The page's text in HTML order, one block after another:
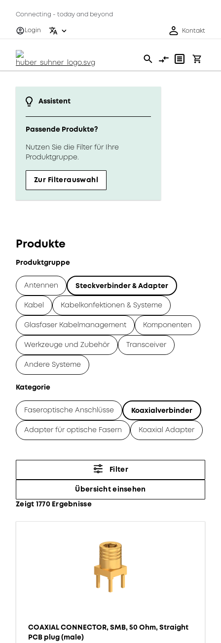
Connecting - today and beyond
Login
Kontakt
Assistent
Passende Produkte?
Nutzen Sie die Filter für Ihre
Produktgruppe.
Zur Filterauswahl
Produkte
Produktgruppe
Antennen Steckverbinder & Adapter
Kabel Kabelkonfektionen & Systeme
Glasfaser Kabelmanagement Komponenten
Werkzeuge und Zubehör Transceiver
Andere Systeme
Kategorie
Faseroptische Anschlüsse Koaxialverbinder
Adapter für optische Fasern Koaxial Adapter
Filter
Übersicht einsehen
Zeigt 1770 Ergebnisse
COAXIAL CONNECTOR, SMB, 50 Ohm, Straight
PCB plug (male)